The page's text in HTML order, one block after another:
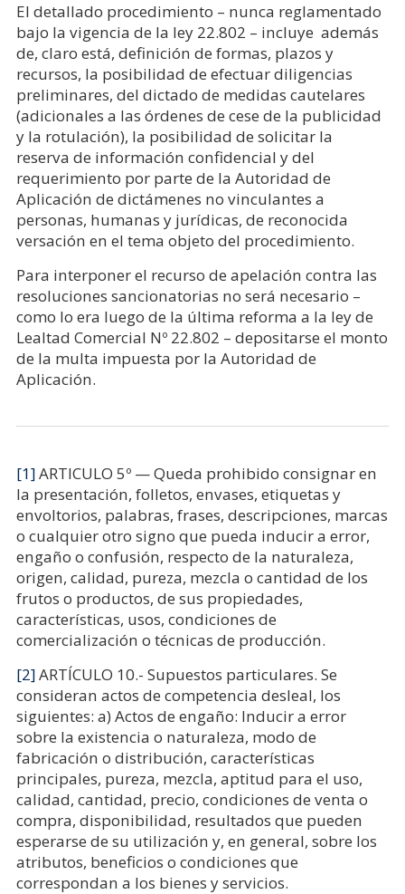
El detallado procedimiento – nunca reglamentado
bajo la vigencia de la ley 22.802 – incluye además
de, claro está, definición de formas, plazos y
recursos, la posibilidad de efectuar diligencias
preliminares, del dictado de medidas cautelares
(adicionales a las órdenes de cese de la publicidad
y la rotulación), la posibilidad de solicitar la
reserva de información confidencial y del
requerimiento por parte de la Autoridad de
Aplicación de dictámenes no vinculantes a
personas, humanas y jurídicas, de reconocida
versación en el tema objeto del procedimiento.
Para interponer el recurso de apelación contra las
resoluciones sancionatorias no será necesario –
como lo era luego de la última reforma a la ley de
Lealtad Comercial Nº 22.802 – depositarse el monto
de la multa impuesta por la Autoridad de
Aplicación.
[1]ARTICULO 5º — Queda prohibido consignar en
la presentación, folletos, envases, etiquetas y
envoltorios, palabras, frases, descripciones, marcas
o cualquier otro signo que pueda inducir a error,
engaño o confusión, respecto de la naturaleza,
origen, calidad, pureza, mezcla o cantidad de los
frutos o productos, de sus propiedades,
características, usos, condiciones de
comercialización o técnicas de producción.
[2]ARTÍCULO 10.- Supuestos particulares. Se
consideran actos de competencia desleal, los
siguientes: a) Actos de engaño: Inducir a error
sobre la existencia o naturaleza, modo de
fabricación o distribución, características
principales, pureza, mezcla, aptitud para el uso,
calidad, cantidad, precio, condiciones de venta o
compra, disponibilidad, resultados que pueden
esperarse de su utilización y, en general, sobre los
atributos, beneficios o condiciones que
correspondan a los bienes y servicios.